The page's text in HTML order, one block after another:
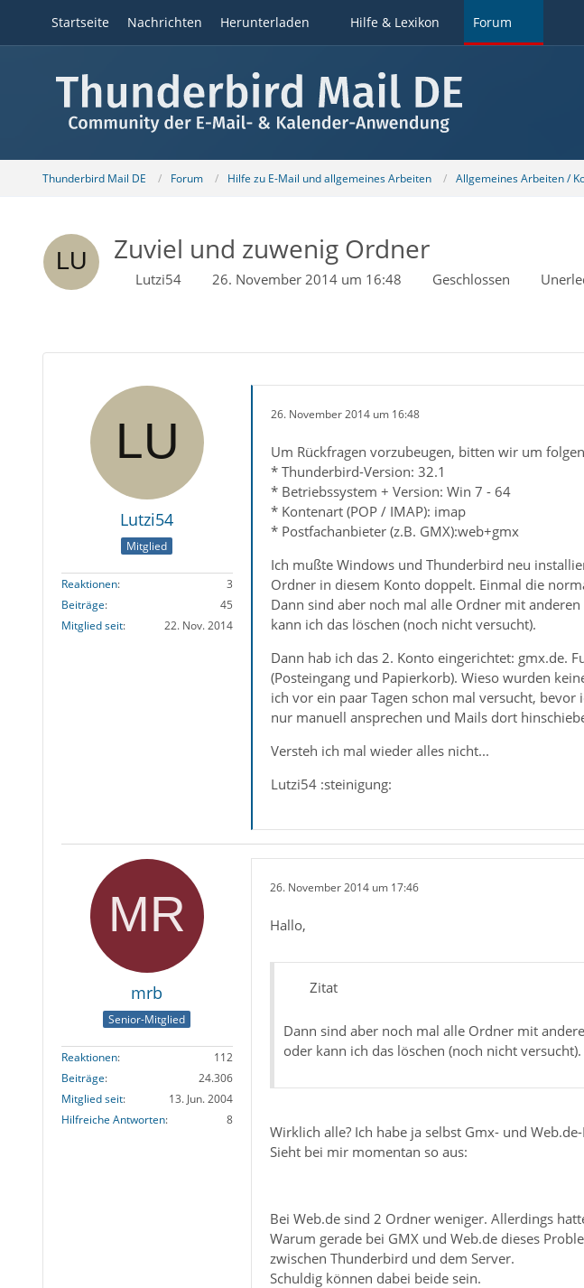
Startseite Nachrichten Herunterladen Hilfe & Lexikon Forum
Thunderbird Mail DE Forum Hilfe zu E-Mail und allgemeines Arbeiten Allgemeines Arbeiten /
Zuviel und zuwenig Ordner
Lutzi54 26. November 2014 um 16:48 Geschlossen
Lutzi54
Mitglied
Reaktionen
3
Beiträge
45
Mitglied seit
22. Nov. 2014
26. November 2014 um 16:48
Um Rückfragen vorzubeugen, bitten wir um
* Thunderbird-Version: 32.1
* Betriebssystem + Version: Win 7 - 64
* Kontenart (POP / IMAP): imap
* Postfachanbieter (z.B. GMX):web+gmx
Ich mußte Windows und Thunderbird neu
Ordner in diesem Konto doppelt. Einmal die
Dann sind aber noch mal alle Ordner mit
kann ich das löschen (noch nicht versucht).
Dann hab ich das 2. Konto eingerichtet: gmx.de.
(Posteingang und Papierkorb). Wieso wurden
ich vor ein paar Tagen schon mal versucht,
nur manuell ansprechen und Mails dort
Versteh ich mal wieder alles nicht...
Lutzi54 :steinigung:
mrb
Senior-Mitglied
Reaktionen
112
Beiträge
24.306
Mitglied seit
13. Jun. 2004
Hilfreiche Antworten
8
26. November 2014 um 17:46
Hallo,
Zitat
Dann sind aber noch mal alle Ordner mit
oder kann ich das löschen (noch nicht versucht).
Wirklich alle? Ich habe ja selbst Gmx- und
Sieht bei mir momentan so aus:
Bei Web.de sind 2 Ordner weniger. Allerdings
Warum gerade bei GMX und Web.de dieses
zwischen Thunderbird und dem Server.
Schuldig können dabei beide sein.